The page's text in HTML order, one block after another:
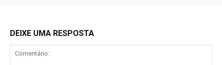
DEIXE UMA RESPOSTA